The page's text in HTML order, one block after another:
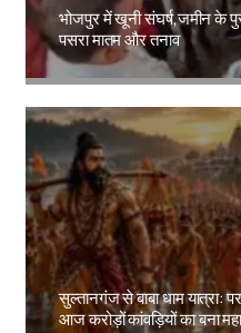
भोजपुर में खूनी संघर्ष,जमीन के
पसरा मातम और तनाव
सुल्तानगंज से बाबा धाम यात्रा:
आज करोड़ों कांवड़ियों का बना